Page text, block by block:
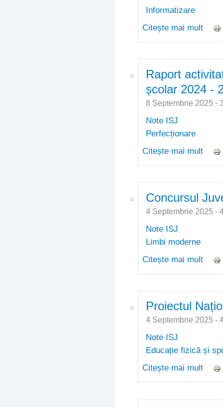
Informatizare
Citește mai mult
Raport
școlar 2024 -
8 Septembrie 2025
Note ISJ
Perfecționare
Citește mai mult
Concursul
4 Septembrie 2025
Note ISJ
Limbi moderne
Citește mai mult
Proiectul
4 Septembrie 2025
Note ISJ
Educație fizică și
Citește mai mult